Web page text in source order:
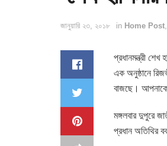
জানুয়ারি ২৩, ২০১৮ in Home Post
প্রধানমন্ত্রী শেখ
এক অনুষ্ঠানে
বাজছে। আপনাকে
মঙ্গলবার দুপুরে
প্রধান অতিথির